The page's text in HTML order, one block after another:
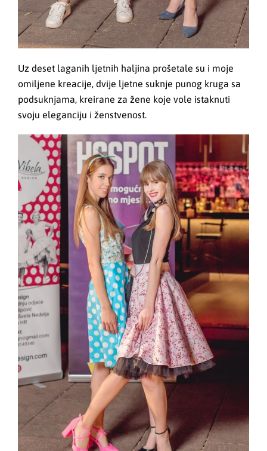
Uz deset laganih ljetnih haljina prošetale su i moje
omiljene kreacije, dvije ljetne suknje punog kruga sa
podsuknjama, kreirane za žene koje vole istaknuti
svoju eleganciju i ženstvenost.